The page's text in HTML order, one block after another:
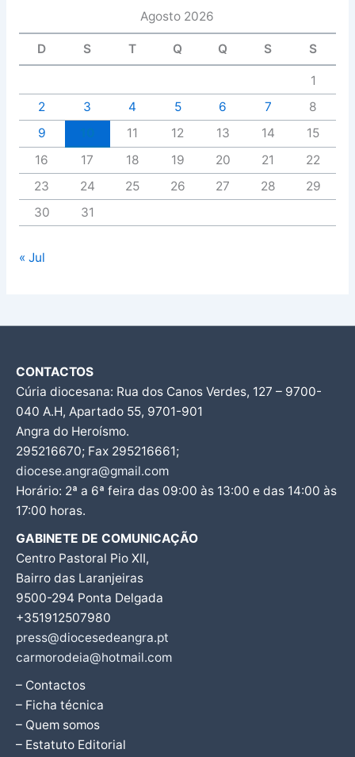
Agosto 2026
D S T Q Q S S
1
2
3 4 5 6 7
8
9
11 12 13 14
15
16
17 18 19 20 21
22
23
24 25 26 27 28
29
30
31
« Jul
CONTACTOS
Cúria diocesana: Rua dos Canos Verdes, 127 – 9700-
040 A.H, Apartado 55, 9701-901
Angra do Heroísmo.
295216670; Fax 295216661;
diocese.angra@gmail.com
Horário: 2ª a 6ª feira das 09:00 às 13:00 e das 14:00 às
17:00 horas.
GABINETE DE COMUNICAÇÃO
Centro Pastoral Pio XII,
Bairro das Laranjeiras
9500-294 Ponta Delgada
+351912507980
press@diocesedeangra.pt
carmorodeia@hotmail.com
– Contactos
– Ficha técnica
– Quem somos
– Estatuto Editorial